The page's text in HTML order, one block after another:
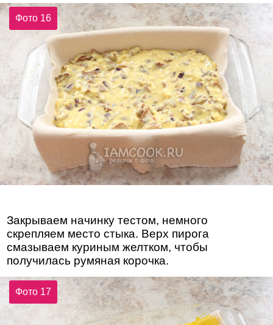
Фото 16
Закрываем начинку тестом, немного
скрепляем место стыка. Верх пирога
смазываем куриным желтком, чтобы
получилась румяная корочка.
Фото 17